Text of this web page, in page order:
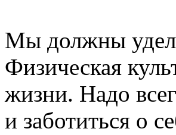
Мы должны
Физическая
жизни. Надо
и заботиться о